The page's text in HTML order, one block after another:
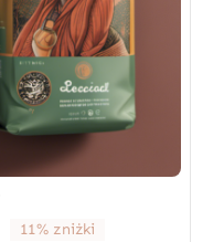
11% zniżki